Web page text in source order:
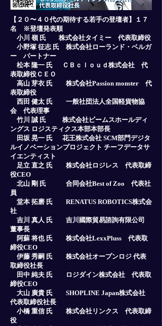
【２０〜４０代の期待する若手の登壇者】１７
名 ※登壇発表順
小川 嶺 氏 株式会社タイミー 代表取締役
小野塚 征志 氏 株式会社ローランド・ベルガ
ー パートナー
松本 隆一 氏 ＣＢｃｌｏｕｄ株式会社 代
表取締役ＣＥＯ
高山 芽衣 氏 株式会社Passion monster 代
表取締役
西田 健太 氏 一般社団法人全国軽貨物協
会 代表理事
竹川 誠 氏 株式会社ビームスホールディ
ングス ロジスティクス本部本部長
田坂 晃一 氏 花王株式会社 SCM部門デジタ
ルイノベーションプロジェクト チーフデータサ
イエンティスト
足立 直之 氏 株式会社ロジレス 代表取締
役CEO
北山 剛 氏 合同会社Best of Zoo 代表社
員
堂本 拓磨 氏 RENATUS ROBOTICS株式会
社
吉川 真人 氏 吉川國際貿易諮詢有限公司
董事長
阿蘇 将也 氏 株式会社LexxPluss 代表取
締役CEO
伊藤 秀嗣 氏 株式会社オープンロジ 代表
取締役社長
田中 純夫 氏 ロジダイン株式会社 代表取
締役CEO
大山 廣貴 氏 SHOPLINE Japan株式会社
代表取締役社長
小橋 重信 氏 株式会社リンクス 代表取締
役